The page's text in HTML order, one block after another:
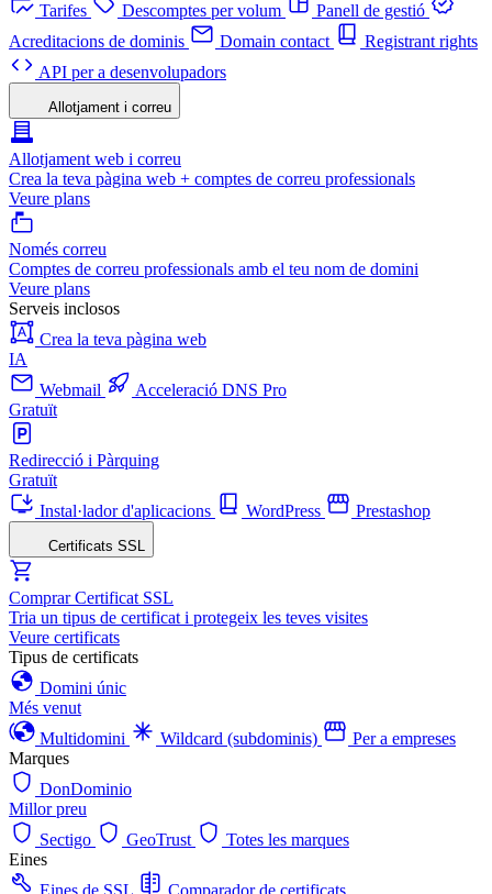
Tarifes
Descomptes per volum
Panell de gestió
Acreditacions de dominis
Domain contact
Registrant rights
API per a desenvolupadors
Allotjament i correu
Allotjament web i correu
Crea la teva pàgina web + comptes de correu professionals
Veure plans
Només correu
Comptes de correu professionals amb el teu nom de domini
Veure plans
Serveis inclosos
Crea la teva pàgina web
IA
Webmail
Acceleració DNS Pro
Gratuït
Redirecció i Pàrquing
Gratuït
Instal·lador d'aplicacions
WordPress Prestashop
Certificats SSL
Comprar Certificat SSL
Tria un tipus de certificat i protegeix les teves visites
Veure certificats
Tipus de certificats
Domini únic
Més venut
Multidomini
Wildcard (subdominis)
Per a empreses
Marques
DonDominio
Millor preu
Sectigo
GeoTrust
Totes les marques
Eines
Eines de SSL
Comparador de certificats